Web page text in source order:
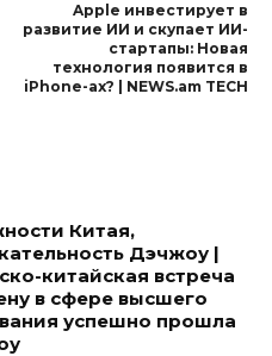
Apple инвестирует в
развитие ИИ и скупает ИИ-
стартапы: Новая
технология появится в
iPhone-ах? | NEWS.am TECH
Китая,
Дэчжоу |
китайская встреча
в сфере высшего
успешно прошла